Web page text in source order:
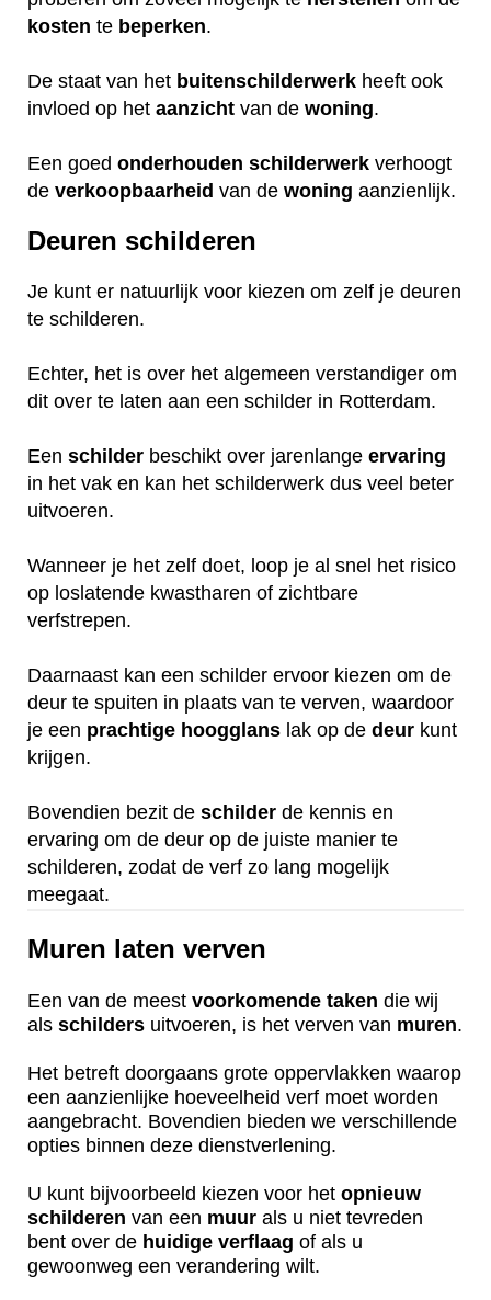
kosten te beperken.
De staat van het buitenschilderwerk heeft ook
invloed op het aanzicht van de woning.
Een goed onderhouden schilderwerk verhoogt
de verkoopbaarheid van de woning aanzienlijk.
Deuren schilderen
Je kunt er natuurlijk voor kiezen om zelf je deuren
te schilderen.
Echter, het is over het algemeen verstandiger om
dit over te laten aan een schilder in Rotterdam.
Een schilder beschikt over jarenlange ervaring
in het vak en kan het schilderwerk dus veel beter
uitvoeren.
Wanneer je het zelf doet, loop je al snel het risico
op loslatende kwastharen of zichtbare
verfstrepen.
Daarnaast kan een schilder ervoor kiezen om de
deur te spuiten in plaats van te verven, waardoor
je een prachtige hoogglans lak op de deur kunt
krijgen.
Bovendien bezit de schilder de kennis en
ervaring om de deur op de juiste manier te
schilderen, zodat de verf zo lang mogelijk
meegaat.
Muren laten verven
Een van de meest voorkomende taken die wij
als schilders uitvoeren, is het verven van muren.
Het betreft doorgaans grote oppervlakken waarop
een aanzienlijke hoeveelheid verf moet worden
aangebracht. Bovendien bieden we verschillende
opties binnen deze dienstverlening.
U kunt bijvoorbeeld kiezen voor het opnieuw
schilderen van een muur als u niet tevreden
bent over de huidige verflaag of als u
gewoonweg een verandering wilt.